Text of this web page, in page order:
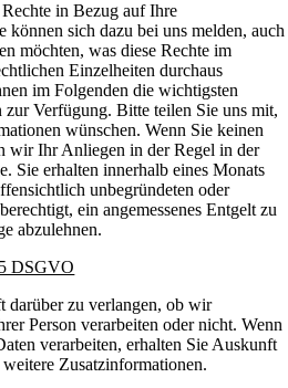
in Bezug auf Ihre
können sich dazu bei uns melden, auch
möchten, was diese Rechte im
Einzelheiten durchaus
im Folgenden die wichtigsten
Verfügung. Bitte teilen Sie uns mit,
wünschen. Wenn Sie keinen
wir Ihr Anliegen in der Regel in der
Sie erhalten innerhalb eines Monats
unbegründeten oder
ein angemessenes Entgelt zu
abzulehnen.
DSGVO
darüber zu verlangen, ob wir
Person verarbeiten oder nicht. Wenn
verarbeiten, erhalten Sie Auskunft
Zusatzinformationen.